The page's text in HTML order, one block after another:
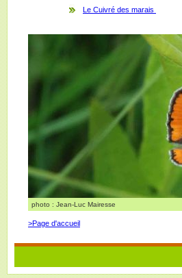
Le Cuivré des marais
photo : Jean-Luc Mairesse
>Page d'accueil